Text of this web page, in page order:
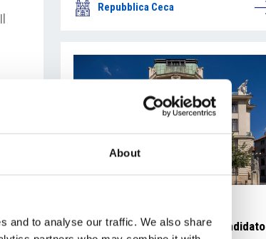
About
and to analyse our traffic. We also share
Repubblica Ceca
Ano 2011 schiera un nuovo candidato